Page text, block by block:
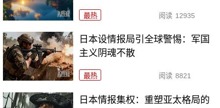
最热 阅读 12935
日本设情报局引全球警惕：军国
主义阴魂不散
最热 阅读 8821
日本情报集权：重塑亚太格局的